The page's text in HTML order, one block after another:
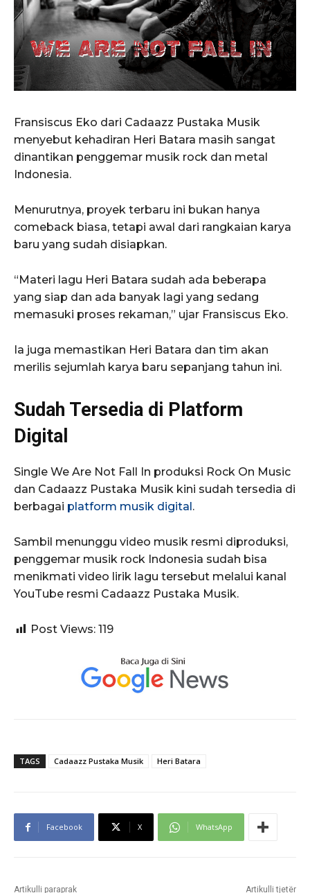
Fransiscus Eko dari Cadaazz Pustaka Musik
menyebut kehadiran Heri Batara masih sangat
dinantikan penggemar musik rock dan metal
Indonesia.
Menurutnya, proyek terbaru ini bukan hanya
comeback biasa, tetapi awal dari rangkaian karya
baru yang sudah disiapkan.
“Materi lagu Heri Batara sudah ada beberapa
yang siap dan ada banyak lagi yang sedang
memasuki proses rekaman,” ujar Fransiscus Eko.
Ia juga memastikan Heri Batara dan tim akan
merilis sejumlah karya baru sepanjang tahun ini.
Sudah Tersedia di Platform
Digital
Single We Are Not Fall In produksi Rock On Music
dan Cadaazz Pustaka Musik kini sudah tersedia di
berbagai platform musik digital .
Sambil menunggu video musik resmi diproduksi,
penggemar musik rock Indonesia sudah bisa
menikmati video lirik lagu tersebut melalui kanal
YouTube resmi Cadaazz Pustaka Musik.
Post Views: 119
TAGS Cadaazz Pustaka Musik Heri Batara
Facebook X WhatsApp
Artikulli paraprak Artikulli tjetër